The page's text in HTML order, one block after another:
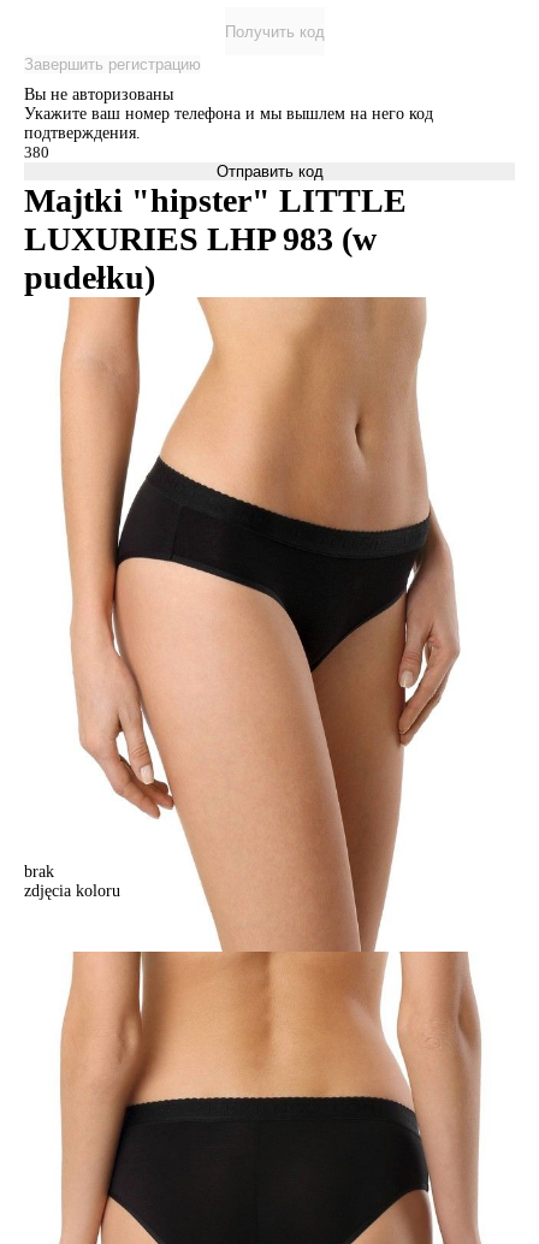
Получить код
Завершить регистрацию
Вы не авторизованы
Укажите ваш номер телефона и мы вышлем на него код
подтверждения.
Отправить код
Majtki "hipster" LITTLE
LUXURIES LHP 983 (w
pudełku)
brak
zdjęcia koloru
47,90 zł
Kolory:
BRAK
ZDJĘCIA
Rozmiary:
Tabela rozmiarów
DODAJ DO KOSZYKA
Jak złożyć zamówienie
POWIADOM MNIE O DOSTĘPNOŚCI